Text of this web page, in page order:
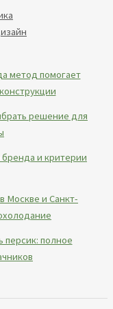
метод помогает
решение для
и критерии
Москве и Санкт-
персик: полное